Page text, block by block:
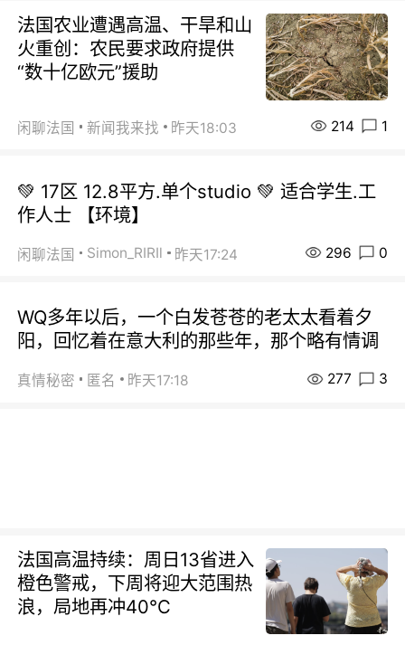
法国农业遭遇高温、干旱和山
火重创：农民要求政府提供
“数十亿欧元”援助
闲聊法国 新闻我来找 昨天18:03 214 1
💚 17区 12.8平方.单个studio 💚 适合学生.工
作人士 【环境】
闲聊法国 Simon_RIRIl 昨天17:24 296 0
WQ多年以后，一个白发苍苍的老太太看着夕
阳，回忆着在意大利的那些年，那个略有情调
真情秘密 匿名 昨天17:18 277 3
法国高温持续：周日13省进入
橙色警戒，下周将迎大范围热
浪，局地再冲40℃